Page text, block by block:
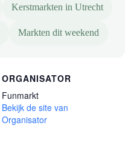
Kerstmarkten in Utrecht
Markten dit weekend
ORGANISATOR
Funmarkt
Bekijk de site van
Organisator